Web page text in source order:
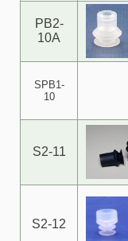
PB2-
10A
SPB1-
10
S2-11
S2-12